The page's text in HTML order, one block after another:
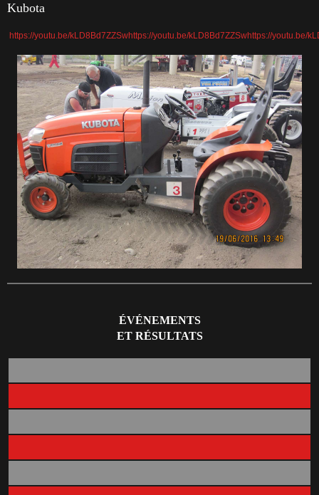
ÉVÉNEMENTS
ET RÉSULTATS
Kubota
https://youtu.be/kLD8Bd7ZZSwhttps://youtu.be/kLD8Bd7ZZSwhttps://youtu.be/